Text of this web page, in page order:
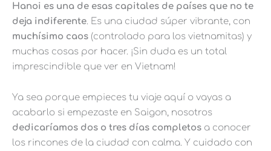
Hanoi es una de esas capitales de países que no te
deja indiferente. Es una ciudad súper vibrante, con
muchísimo caos (controlado para los vietnamitas) y
muchas cosas por hacer. ¡Sin duda es un total
imprescindible que ver en Vietnam!
Ya sea porque empieces tu viaje aquí o vayas a
acabarlo si empezaste en Saigon, nosotros
dedicaríamos dos o tres días completos a conocer
los rincones de la ciudad con calma. Y cuidado con